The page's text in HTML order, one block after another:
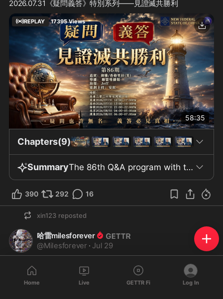
2026.07.31《疑問義答》特別系列——見證滅共勝利
REPLAY 17395Views
58:35
Chapters(9)
Summary The 86th Q&A program with the theme "Witnessing the Victory of the Extermination Alliance" took place on August 1, 2026 (Australia time), corresponding to July 31 in the United States, with the participation of members of the alliance team and several guests, including “backstroke swimmer.” The audience and participants recalled the event on June 29, when about fifty people from various places such as Toronto, Vancouver, Seattle, Los Angeles, and Houston attended, with cases like Mr. To Binh Phuong overcoming many international legs to be present. This event was described as highly meaningful for the participating community. The main content revolved around comparing two prominent events: the trial on June 29, in which a person referred to as “Mr. Qi” was sentenced to thirty years in a trial deemed “absurd,” and Dr. Fauci’s hearing before the U.S. Congress exactly one month later, where Dr. Fauci invoked the Fifth Amendment to refuse to answer and was described as appearing tense. The guests also discussed the role of the New China Alliance on the occasion of its six-year anniversary, with the presence of Mr. Bannon, who delivered remarks praising “Mr. Seven.” Individuals such as Mr. Trump, Navarro, Giuliani, Hao Hao Hai Dong, and Ms. Da Chao Duong were also mentioned in relation to current affairs, as well as their influential roles in U.S. media and society. In addition, the program emphasized its perspective on the role of the New China Alliance in revealing information related to vaccines, along with accusations regarding the involvement of the Chinese Communist Party, the media system, Wall Street, and the U.S. political establishment in relation to the pandemic. Mr. Trump was cited numerous times for his statements opposing communism and for related decisions, including mention of signing the 2026 National Defense Act. At the end of the program, the guests expressed hope and optimism for the future, mentioning that “Mr. Qi” had moved to a new residence and received security support, while also expressing gratitude to all colleagues and the audience of episode 86.
390 292 16
xin123 reposted
哈雷milesforever
@Milesforever · Jul 29
战友们好，过去三周，盖特主要做了以下更新, 希望战友们都可
以参与测试反馈：
Home Live GETTR Fi Log In